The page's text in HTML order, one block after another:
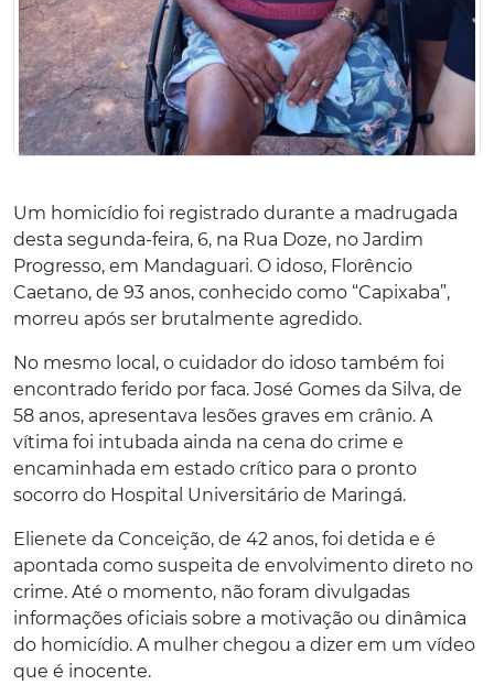
Um homicídio foi registrado durante a madrugada
desta segunda-feira, 6, na Rua Doze, no Jardim
Progresso, em Mandaguari. O idoso, Florêncio
Caetano, de 93 anos, conhecido como “Capixaba”,
morreu após ser brutalmente agredido.
No mesmo local, o cuidador do idoso também foi
encontrado ferido por faca. José Gomes da Silva, de
58 anos, apresentava lesões graves em crânio. A
vítima foi intubada ainda na cena do crime e
encaminhada em estado crítico para o pronto
socorro do Hospital Universitário de Maringá.
Elienete da Conceição, de 42 anos, foi detida e é
apontada como suspeita de envolvimento direto no
crime. Até o momento, não foram divulgadas
informações oficiais sobre a motivação ou dinâmica
do homicídio. A mulher chegou a dizer em um vídeo
que é inocente.